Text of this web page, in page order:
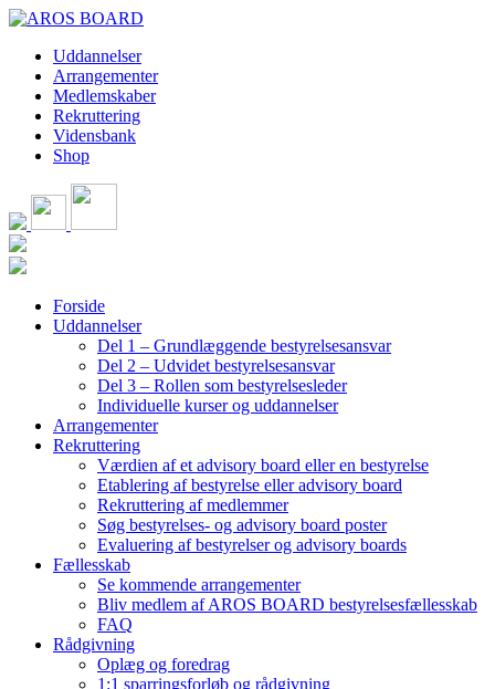
Skip
contentUddannelser
Arrangementer
Medlemskaber
Rekruttering
Vidensbank
Shop
Forside
Uddannelser
Del 1 – Grundlæggende bestyrelsesansvar
Del 2 – Udvidet bestyrelsesansvar
Del 3 – Rollen som bestyrelsesleder
Individuelle kurser og uddannelser
Arrangementer
Rekruttering
Værdien af et advisory board eller en bestyrelse
Etablering af bestyrelse eller advisory board
Rekruttering af medlemmer
Søg bestyrelses- og advisory board poster
Evaluering af bestyrelser og advisory boards
Fællesskab
Se kommende arrangementer
Bliv medlem af AROS BOARD bestyrelsesfællesskab
FAQ
Rådgivning
Oplæg og foredrag
1:1 sparringsforløb og rådgivning